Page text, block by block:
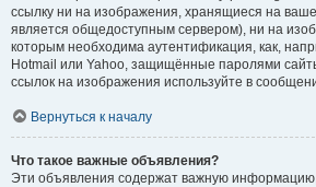
ссылку ни на изображения, хранящиеся на
является общедоступным сервером), ни на
которым необходима аутентификация, как,
Hotmail или Yahoo, защищённые паролями
ссылок на изображения используйте в
Вернуться к началу
Что такое важные объявления?
Эти объявления содержат важную